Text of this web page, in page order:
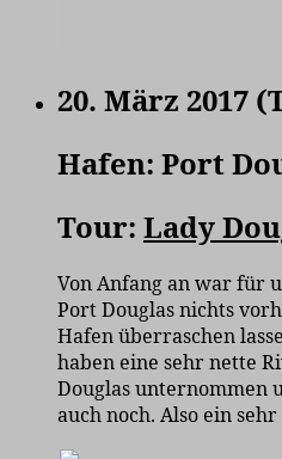
20. März 2017
Hafen: Port
Tour: Lady
Von Anfang an war für
Port Douglas nichts
Hafen überraschen
haben eine sehr nette
Douglas unternommen
auch noch. Also ein